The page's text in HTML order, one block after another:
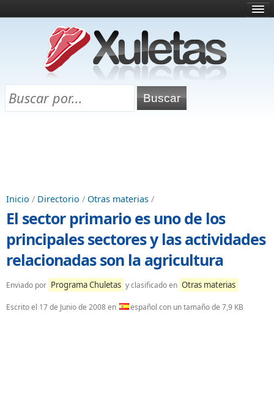
¿Qué es esto?
Directorio
Chuletas para exámenes
Inicio / Directorio / Otras materias /
El sector primario es uno de los
principales sectores y las actividades
relacionadas son la agricultura
Enviado por Programa Chuletas y clasificado en Otras materias
Escrito el 17 de Junio de 2008en español con un tamaño de 7,9 KB